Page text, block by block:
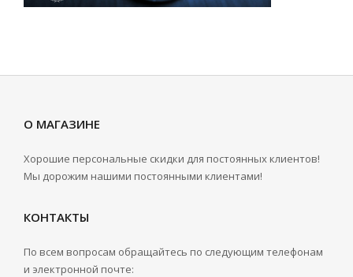
О МАГАЗИНЕ
Хорошие персональные скидки для постоянных клиентов!
Мы дорожим нашими постоянными клиентами!
КОНТАКТЫ
По всем вопросам обращайтесь по следующим телефонам
и электронной почте: